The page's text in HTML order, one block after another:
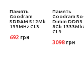
Память
Goodram
SDRAM 512Mb
133MHz CL3
692 грн
Память
Goodram
Dimm DDR3
8Gb
CL9
3098 грн